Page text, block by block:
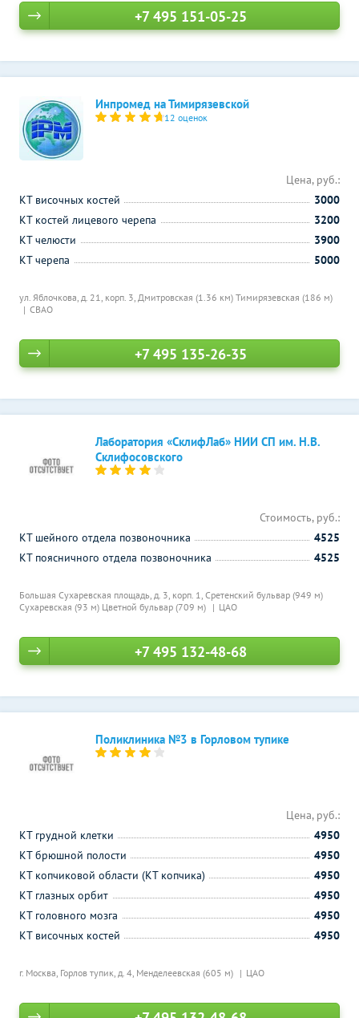
+7 495 151-05-25
Инпромед на Тимирязевской
12 оценок
ул. Яблочкова, д. 21, корп. 3, Дмитровская (1.36 км) Тимирязевская (186 м)
СВАО
Цена, руб.:
КТ височных костей
3000
КТ костей лицевого черепа
3200
КТ челюсти
3900
КТ черепа
5000
+7 495 135-26-35
Лаборатория «СклифЛаб» НИИ СП им. Н.В.
Склифосовского
Большая Сухаревская площадь, д. 3, корп. 1, Сретенский бульвар (949 м)
Сухаревская (93 м) Цветной бульвар (709 м) ЦАО
Стоимость, руб.:
КТ шейного отдела позвоночника
4525
КТ поясничного отдела позвоночника
4525
+7 495 132-48-68
Поликлиника №3 в Горловом тупике
г. Москва, Горлов тупик, д. 4, Менделеевская (605 м) ЦАО
Цена, руб.:
КТ грудной клетки
4950
КТ брюшной полости
4950
КТ копчиковой области (КТ копчика)
4950
КТ глазных орбит
4950
КТ головного мозга
4950
КТ височных костей
4950